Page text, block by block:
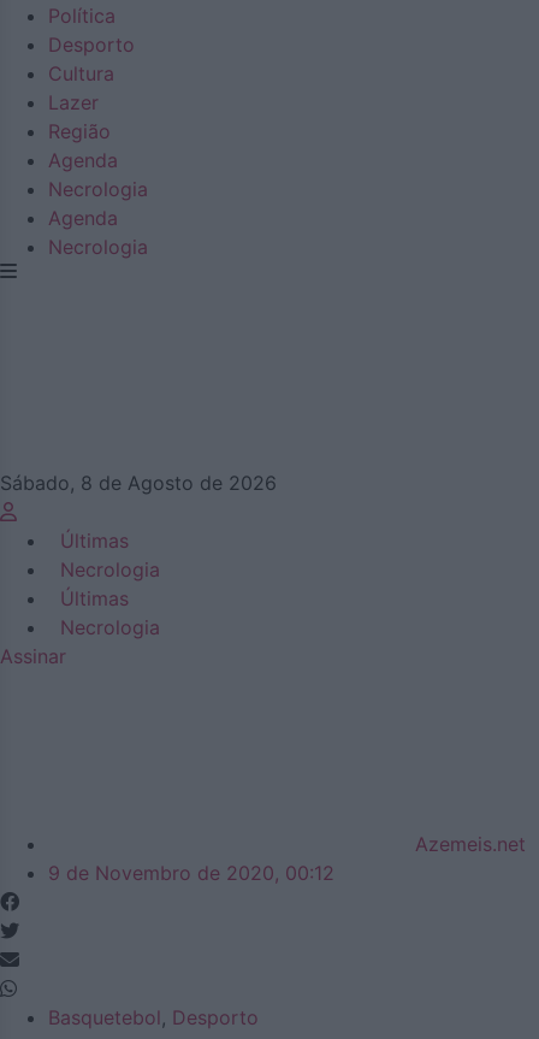
Política
Desporto
Cultura
Lazer
Região
Agenda
Necrologia
Agenda
Necrologia
Sábado, 8 de Agosto de 2026
Últimas
Necrologia
Últimas
Necrologia
Assinar
Azemeis.net
9 de Novembro de 2020, 00:12
Basquetebol, Desporto